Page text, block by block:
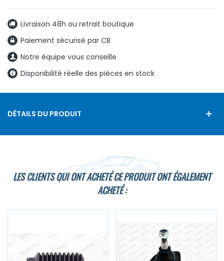
Livraison 48h ou retrait boutique
Paiement sécurisé par CB
Notre équipe vous conseille
Disponibilité réelle des pièces en stock
DÉTAILS DU PRODUIT
LES CLIENTS QUI ONT ACHETÉ CE PRODUIT ONT ÉGALEMENT
ACHETÉ :